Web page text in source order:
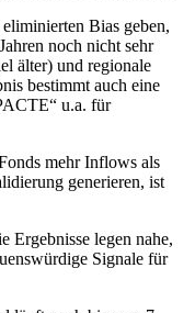
Bias geben,
noch nicht sehr
älter) und regionale
bestimmt auch eine
u.a. für
mehr Inflows als
generieren, ist
Ergebnisse legen nahe,
Signale für